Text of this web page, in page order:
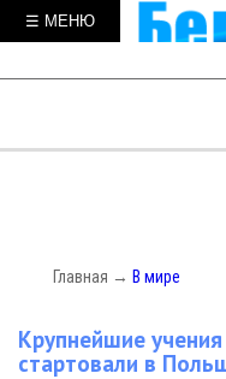
☰ МЕНЮ
Главная → В мире
Крупнейшие
стартовали в